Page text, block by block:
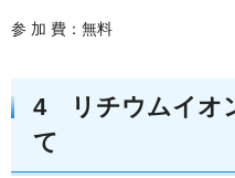
参 加 費：無料
4 リチウムイオ
て